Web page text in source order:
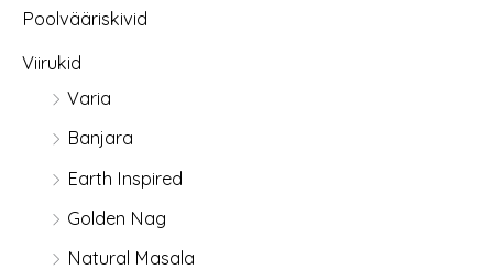
Poolvääriskivid
Viirukid
Varia
Banjara
Earth Inspired
Golden Nag
Natural Masala